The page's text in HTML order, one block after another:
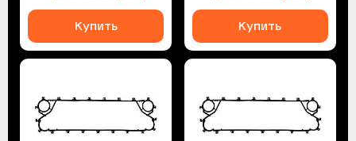
Купить Купить